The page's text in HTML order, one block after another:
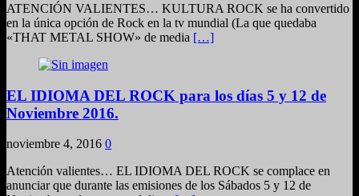
ATENCIÓN VALIENTES… KULTURA ROCK se ha convertido
en la única opción de Rock en la tv mundial (La que quedaba
«THAT METAL SHOW» de media […]
EL IDIOMA DEL ROCK para los días 5 y 12 de
Noviembre 2016.
noviembre 4, 2016 0
Atención valientes… EL IDIOMA DEL ROCK se complace en
anunciar que durante las emisiones de los Sábados 5 y 12 de